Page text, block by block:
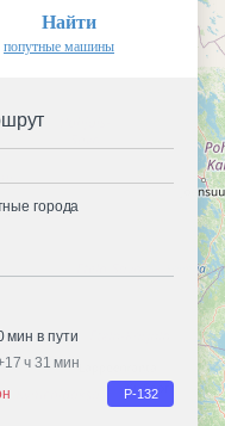
Найти
попутные машины
города
мин в пути
17 ч 31 мин
Р-132